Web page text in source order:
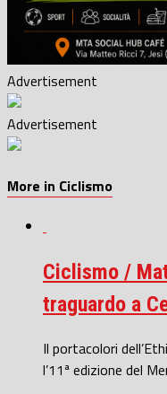
Advertisement
Advertisement
More in Ciclismo
Ciclismo /
traguardo a
Il portacolori
l’11ª edizione del